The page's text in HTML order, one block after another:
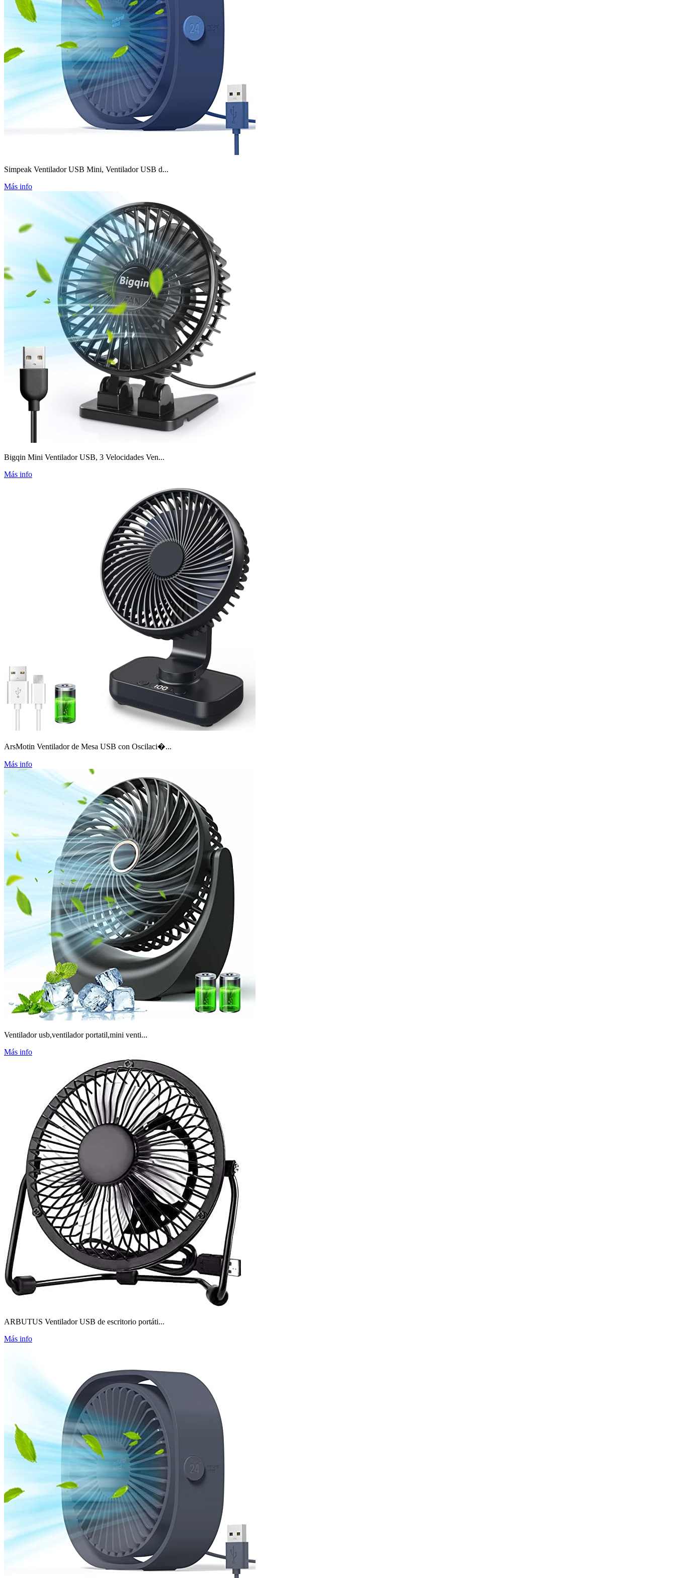
Simpeak Ventilador USB Mini, Ventilador USB d...
Más info
Bigqin Mini Ventilador USB, 3 Velocidades Ven...
Más info
ArsMotin Ventilador de Mesa USB con Oscilaci�...
Más info
Ventilador usb,ventilador portatil,mini venti...
Más info
ARBUTUS Ventilador USB de escritorio portáti...
Más info